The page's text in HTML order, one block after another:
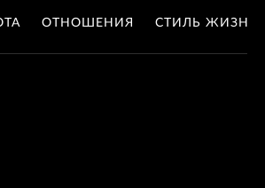
ОТНОШЕНИЯ СТИЛЬ ЖИЗНИ